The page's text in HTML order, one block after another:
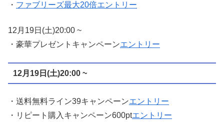
・ ファブリーズ最大20倍エントリー
12月19日(土)20:00 ~
・豪華プレゼントキャンペーンエントリー
12月19日(土)20:00 ~
・送料無料ライン39キャンペーンエントリー
・リピート購入キャンペーン600ptエントリー